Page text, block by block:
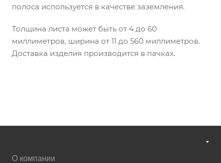
полоса используется в качестве заземления.
Толщина листа может быть от 4 до 60
миллиметров, ширина от 11 до 560 миллиметров.
Доставка изделия производится в пачках.
О компании